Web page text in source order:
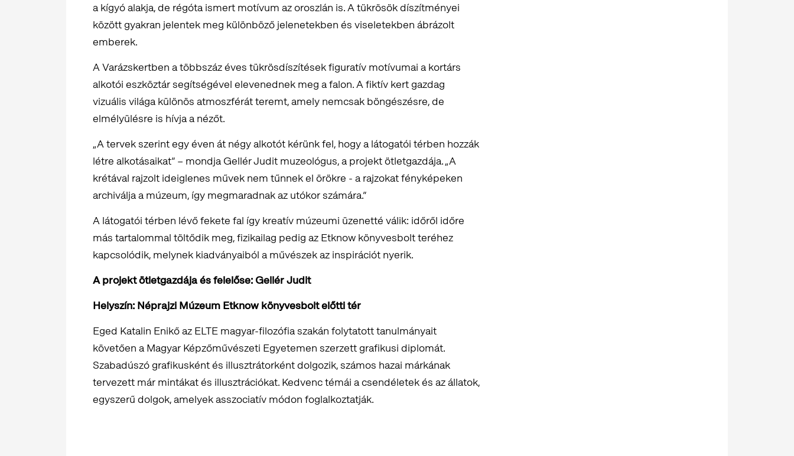
a kígyó alakja, de régóta ismert motívum az oroszlán is. A tükrösök díszítményei
között gyakran jelentek meg különböző jelenetekben és viseletekben ábrázolt
emberek.
A Varázskertben a többszáz éves tükrösdíszítések figuratív motívumai a kortárs
alkotói eszköztár segítségével elevenednek meg a falon. A fiktív kert gazdag
vizuális világa különös atmoszférát teremt, amely nemcsak böngészésre, de
elmélyülésre is hívja a nézőt.
„A tervek szerint egy éven át négy alkotót kérünk fel, hogy a látogatói térben hozzák
létre alkotásaikat” – mondja Gellér Judit muzeológus, a projekt ötletgazdája. „A
krétával rajzolt ideiglenes művek nem tűnnek el örökre - a rajzokat fényképeken
archiválja a múzeum, így megmaradnak az utókor számára.”
A látogatói térben lévő fekete fal így kreatív múzeumi üzenetté válik: időről időre
más tartalommal töltődik meg, fizikailag pedig az Etknow könyvesbolt teréhez
kapcsolódik, melynek kiadványaiból a művészek az inspirációt nyerik.
A projekt ötletgazdája és felelőse: Gellér Judit
Helyszín: Néprajzi Múzeum Etknow könyvesbolt előtti tér
Eged Katalin Enikő az ELTE magyar-filozófia szakán folytatott tanulmányait
követően a Magyar Képzőművészeti Egyetemen szerzett grafikusi diplomát.
Szabadúszó grafikusként és illusztrátorként dolgozik, számos hazai márkának
tervezett már mintákat és illusztrációkat. Kedvenc témái a csendéletek és az állatok,
egyszerű dolgok, amelyek asszociatív módon foglalkoztatják.